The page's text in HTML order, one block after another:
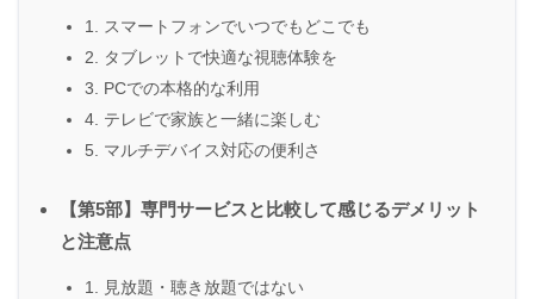
1. スマートフォンでいつでもどこでも
2. タブレットで快適な視聴体験を
3. PCでの本格的な利用
4. テレビで家族と一緒に楽しむ
5. マルチデバイス対応の便利さ
【第5部】専門サービスと比較して感じるデメリット
と注意点
1. 見放題・聴き放題ではない